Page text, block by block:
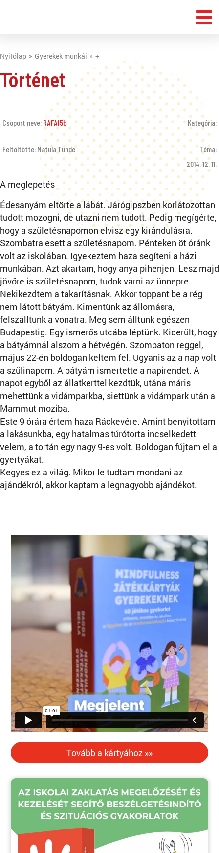
Nyitólap Gyerekek munkái +
Történet
Csoport neve: RAFAI5b
Feltöltötte: Matula Tünde
Kategória:
Téma:
2014. 12. 11.
A meglepetés
Édesanyám eltörte a lábát. Járógipszben korlátozottan
tudott mozogni, de utazni nem tudott. Pedig megígérte,
hogy a születésnapomon elvisz egy kirándulásra.
Szombatra esett a születésnapom. Pénteken öt óránk
volt az iskolában. Igyekeztem haza segíteni a házi
munkában. Azt akartam, hogy anya pihenjen. Lesz majd
jövőre is születésnapom, tudok várni az ünnepre.
Nekikezdtem a takarításnak. Akkor toppant be a rég
nem látott bátyám. Kimentünk az állomásra,
felszálltunk a vonatra. Meg sem álltunk egészen
Budapestig. Egy ismerős utcába léptünk. Kiderült, hogy
a bátyámnál alszom a hétvégén. Szombaton reggel,
május 22-én boldogan keltem fel. Ugyanis az a nap volt
a szülinapom. A bátyám ismertette a napirendet. A
napot egyből az állatkerttel kezdtük, utána máris
mehettünk a vidámparkba, siettünk a vidámpark után a
Mammut moziba.
Este 9 órára értem haza Ráckevére. Amint benyitottam
a lakásunkba, egy hatalmas túrótorta incselkedett
velem, a tortán egy nagy 9-es volt. Boldogan fújtam el a
gyertyákat.
Kegyes ez a világ. Mikor le tudtam mondani az
ajándékról, akkor kaptam a legnagyobb ajándékot.
Tovább a kártyához »»